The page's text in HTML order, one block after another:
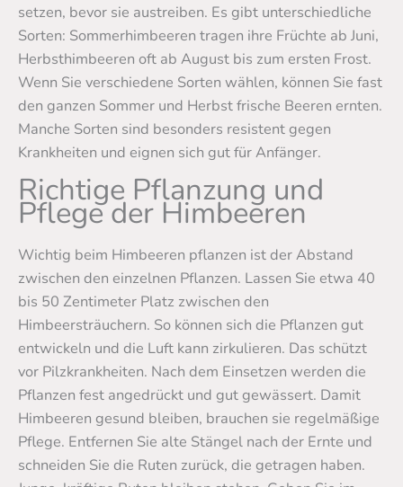
setzen, bevor sie austreiben. Es gibt unterschiedliche
Sorten: Sommerhimbeeren tragen ihre Früchte ab Juni,
Herbsthimbeeren oft ab August bis zum ersten Frost.
Wenn Sie verschiedene Sorten wählen, können Sie fast
den ganzen Sommer und Herbst frische Beeren ernten.
Manche Sorten sind besonders resistent gegen
Krankheiten und eignen sich gut für Anfänger.
Richtige Pflanzung und
Pflege der Himbeeren
Wichtig beim Himbeeren pflanzen ist der Abstand
zwischen den einzelnen Pflanzen. Lassen Sie etwa 40
bis 50 Zentimeter Platz zwischen den
Himbeersträuchern. So können sich die Pflanzen gut
entwickeln und die Luft kann zirkulieren. Das schützt
vor Pilzkrankheiten. Nach dem Einsetzen werden die
Pflanzen fest angedrückt und gut gewässert. Damit
Himbeeren gesund bleiben, brauchen sie regelmäßige
Pflege. Entfernen Sie alte Stängel nach der Ernte und
schneiden Sie die Ruten zurück, die getragen haben.